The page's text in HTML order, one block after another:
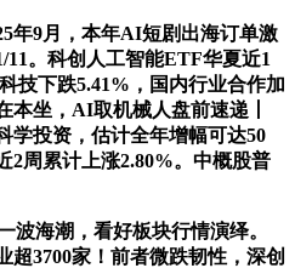
9月，本年AI短剧出海订单激
。科创人工智能ETF华夏近1
技下跌5.41%，国内行业合作加
本坐，AI取机械人盘前速递丨
学投资，估计全年增幅可达50
2周累计上涨2.80%。中概股普
海潮，看好板块行情演绎。
超3700家！前者微跌韧性，深创